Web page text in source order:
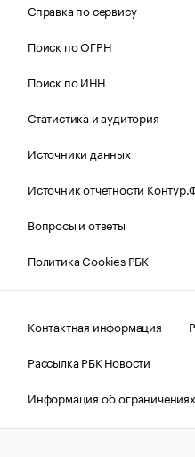
Справка по сервису
Поиск по ОГРН
Поиск по ИНН
Статистика и аудитория
Источники данных
Источник отчетности
Вопросы и ответы
Политика Cookies РБК
Контактная информация
Рассылка РБК Новости
Информация об ограничениях
Правовая информация
О